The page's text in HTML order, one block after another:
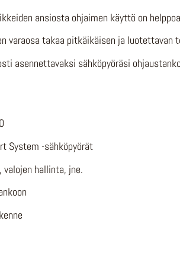
ansiosta ohjaimen käyttö on
varaosa takaa pitkäikäisen ja luotettavan
asennettavaksi sähköpyöräsi
System -sähköpyörät
hallinta, jne.